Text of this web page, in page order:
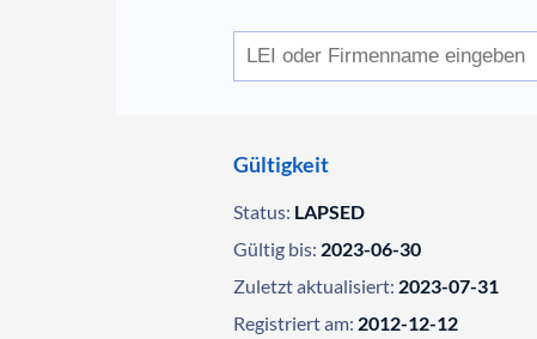
Gültigkeit
Status: LAPSED
Gültig bis: 2023-06-30
Zuletzt aktualisiert: 2023-07-31
Registriert am: 2012-12-12